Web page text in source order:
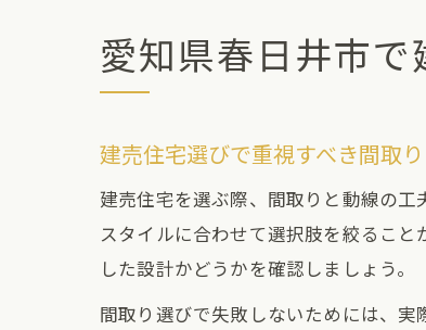
愛知県春日井市
建売住宅選びで重視すべき間取
建売住宅を選ぶ際、間取りと動線の
スタイルに合わせて選択肢を絞るこ
した設計かどうかを確認しましょう。
間取り選びで失敗しないためには、